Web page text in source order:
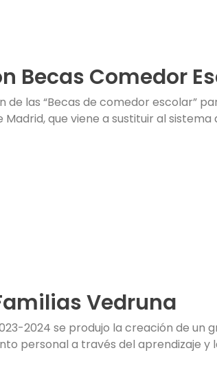
Becas Comedor
de las “Becas de comedor escolar”
que viene a sustituir al
Vedruna
2024 se produjo la creación de
personal a través del aprendizaje y